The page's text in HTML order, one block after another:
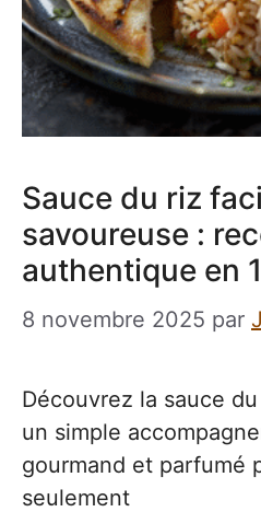
Sauce du riz
savoureuse :
authentique en
8 novembre 2025 par
Découvrez la sauce
un simple
gourmand et parfumé
seulement